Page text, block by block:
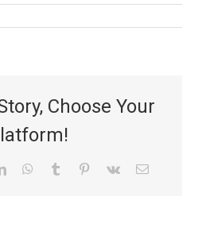
Choose Your
LinkedInWhatsApp
Tumblr Pinterest
Vk Email